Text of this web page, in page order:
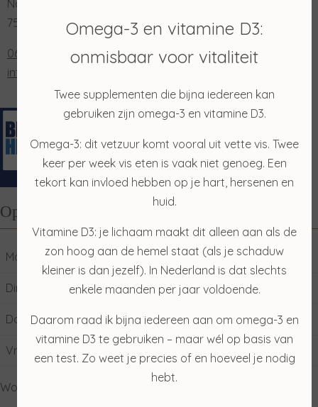
Nordhornsestraat 131
7591 NN Denekamp
0653202048
info@salonmerian.nl
Openingstijden
Maandag 10:00
Dinsdag 09:00
Donderdag 09:00 17:00
Vrijdag 09:00
Woensdag: gesloten
Omega-3 en vitamine D3:
onmisbaar voor vitaliteit
Twee supplementen die bijna iedereen kan
gebruiken zijn omega-3 en vitamine D3.
Omega-3: dit vetzuur komt vooral uit vette vis. Twee
keer per week vis eten is vaak niet genoeg. Een
tekort kan invloed hebben op je hart, hersenen en
huid.
Vitamine D3: je lichaam maakt dit alleen aan als de
zon hoog aan de hemel staat (als je schaduw
kleiner is dan jezelf). In Nederland is dat slechts
enkele maanden per jaar voldoende.
Daarom raad ik bijna iedereen aan om omega-3 en
vitamine D3 te gebruiken – maar wél op basis van
een test. Zo weet je precies of en hoeveel je nodig
hebt.